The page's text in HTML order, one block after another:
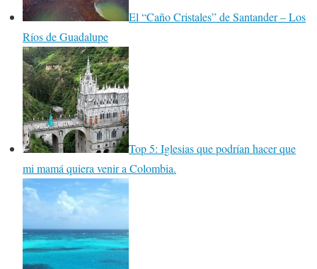
El “Caño Cristales” de Santander – Los
Ríos de Guadalupe
Top 5: Iglesias que podrían hacer que
mi mamá quiera venir a Colombia.